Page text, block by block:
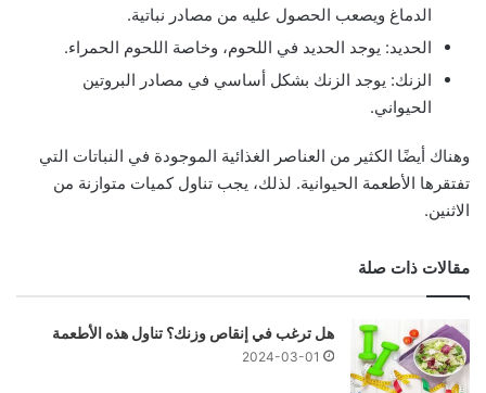
الدماغ ويصعب الحصول عليه من مصادر نباتية.
الحديد: يوجد الحديد في اللحوم، وخاصة اللحوم الحمراء.
الزنك: يوجد الزنك بشكل أساسي في مصادر البروتين
الحيواني.
وهناك أيضًا الكثير من العناصر الغذائية الموجودة في النباتات التي
تفتقرها الأطعمة الحيوانية. لذلك، يجب تناول كميات متوازنة من
الاثنين.
مقالات ذات صلة
هل ترغب في إنقاص وزنك؟ تناول هذه الأطعمة
2024-03-01